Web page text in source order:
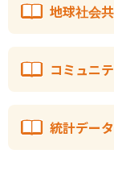
地球社会
コミュニ
統計デー